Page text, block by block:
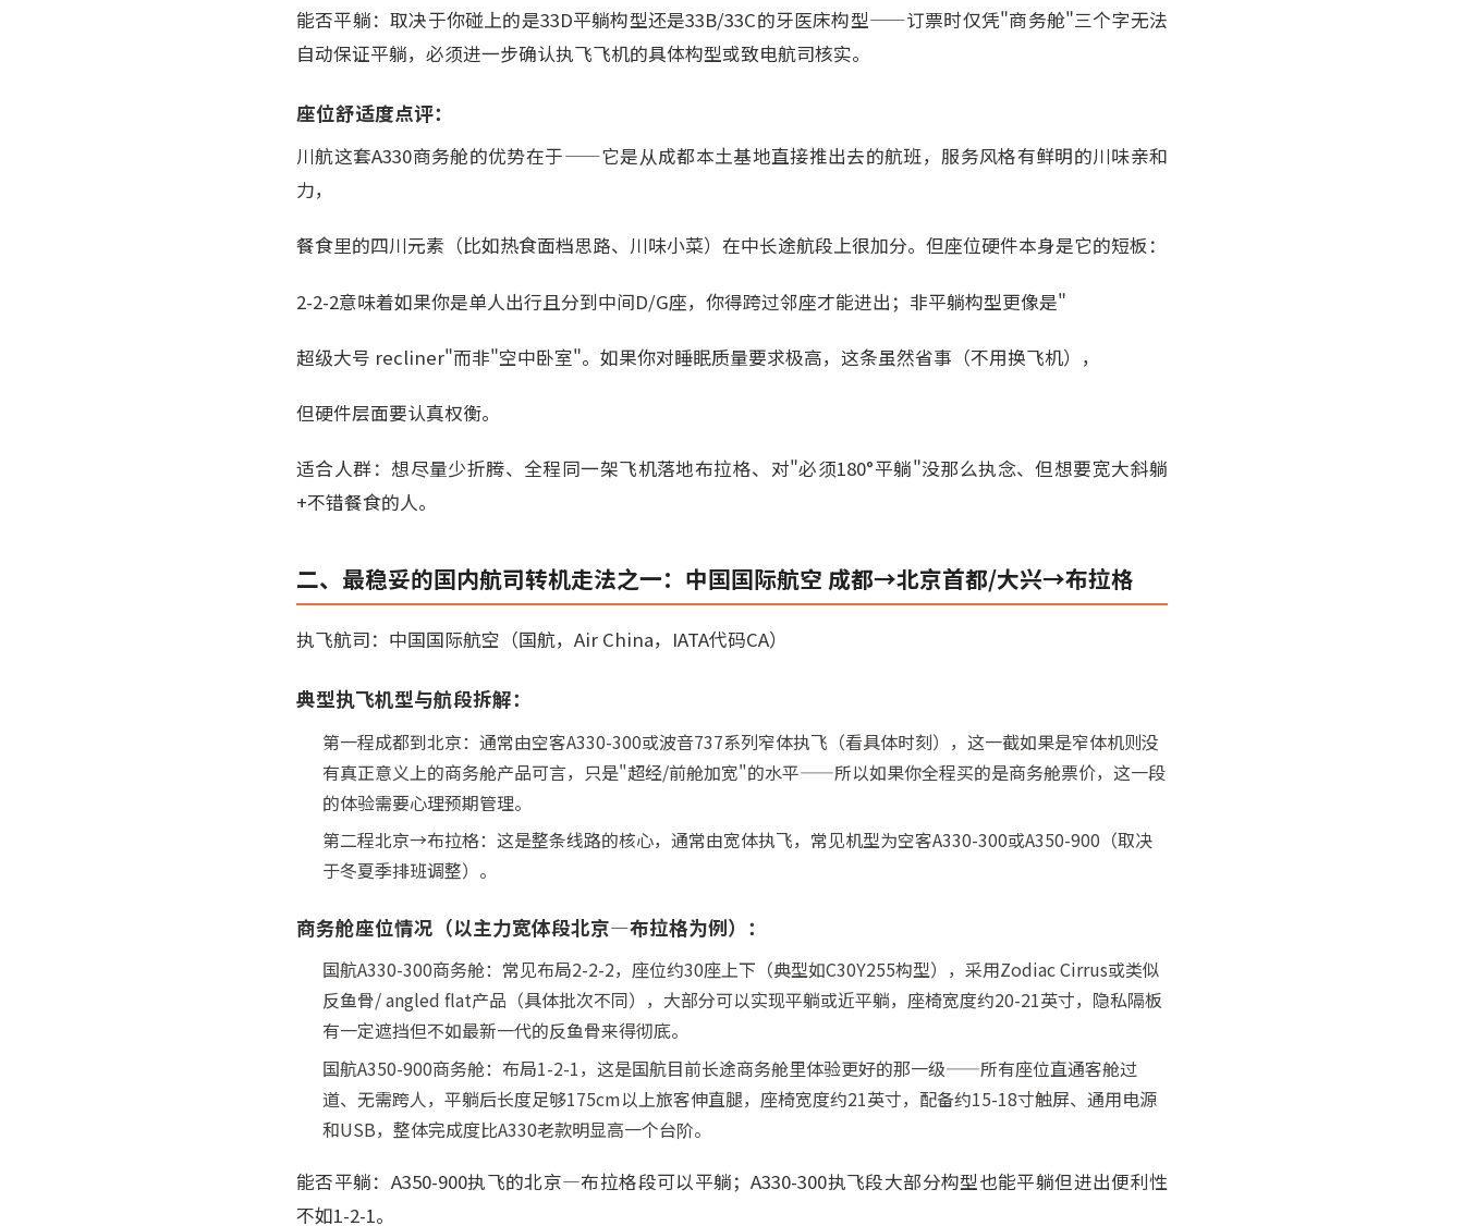
能否平躺：取决于你碰上的是33D平躺构型还是33B/33C的牙医床构型——订票时仅凭"商务舱"三个字无法
自动保证平躺，必须进一步确认执飞飞机的具体构型或致电航司核实。
座位舒适度点评：
川航这套A330商务舱的优势在于——它是从成都本土基地直接推出去的航班，服务风格有鲜明的川味亲和
力，
餐食里的四川元素（比如热食面档思路、川味小菜）在中长途航段上很加分。但座位硬件本身是它的短板：
2-2-2意味着如果你是单人出行且分到中间D/G座，你得跨过邻座才能进出；非平躺构型更像是"
超级大号 recliner"而非"空中卧室"。如果你对睡眠质量要求极高，这条虽然省事（不用换飞机），
但硬件层面要认真权衡。
适合人群：想尽量少折腾、全程同一架飞机落地布拉格、对"必须180°平躺"没那么执念、但想要宽大斜躺
+不错餐食的人。
二、最稳妥的国内航司转机走法之一：中国国际航空 成都→北京首都/大兴→布拉格
执飞航司：中国国际航空（国航，Air China，IATA代码CA）
典型执飞机型与航段拆解：
第一程成都到北京：通常由空客A330-300或波音737系列窄体执飞（看具体时刻），这一截如果是窄体机则没
有真正意义上的商务舱产品可言，只是"超经/前舱加宽"的水平——所以如果你全程买的是商务舱票价，这一段
的体验需要心理预期管理。
第二程北京→布拉格：这是整条线路的核心，通常由宽体执飞，常见机型为空客A330-300或A350-900（取决
于冬夏季排班调整）。
商务舱座位情况（以主力宽体段北京—布拉格为例）：
国航A330-300商务舱：常见布局2-2-2，座位约30座上下（典型如C30Y255构型），采用Zodiac Cirrus或类似
反鱼骨/ angled flat产品（具体批次不同），大部分可以实现平躺或近平躺，座椅宽度约20-21英寸，隐私隔板
有一定遮挡但不如最新一代的反鱼骨来得彻底。
国航A350-900商务舱：布局1-2-1，这是国航目前长途商务舱里体验更好的那一级——所有座位直通客舱过
道、无需跨人，平躺后长度足够175cm以上旅客伸直腿，座椅宽度约21英寸，配备约15-18寸触屏、通用电源
和USB，整体完成度比A330老款明显高一个台阶。
能否平躺：A350-900执飞的北京—布拉格段可以平躺；A330-300执飞段大部分构型也能平躺但进出便利性
不如1-2-1。